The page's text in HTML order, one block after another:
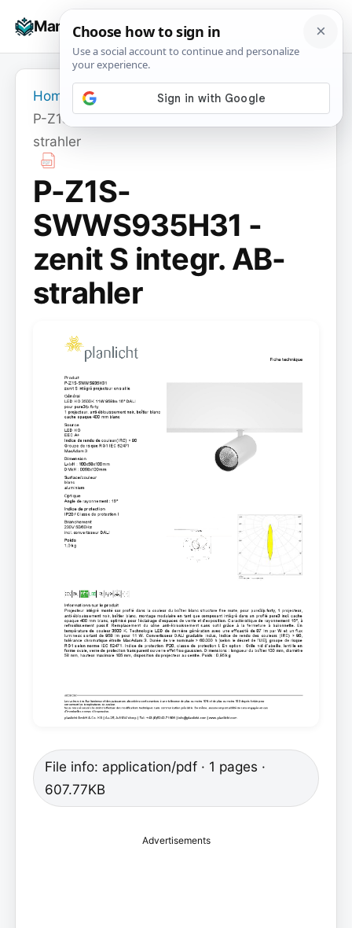
Manuals+
☰
Home
P-Z1S-SWWS935H31 - zenit S integr. AB-
strahler
P-Z1S-
SWWS935H31 -
zenit S integr. AB-
strahler
File info: application/pdf · 1 pages ·
607.77KB
Advertisements